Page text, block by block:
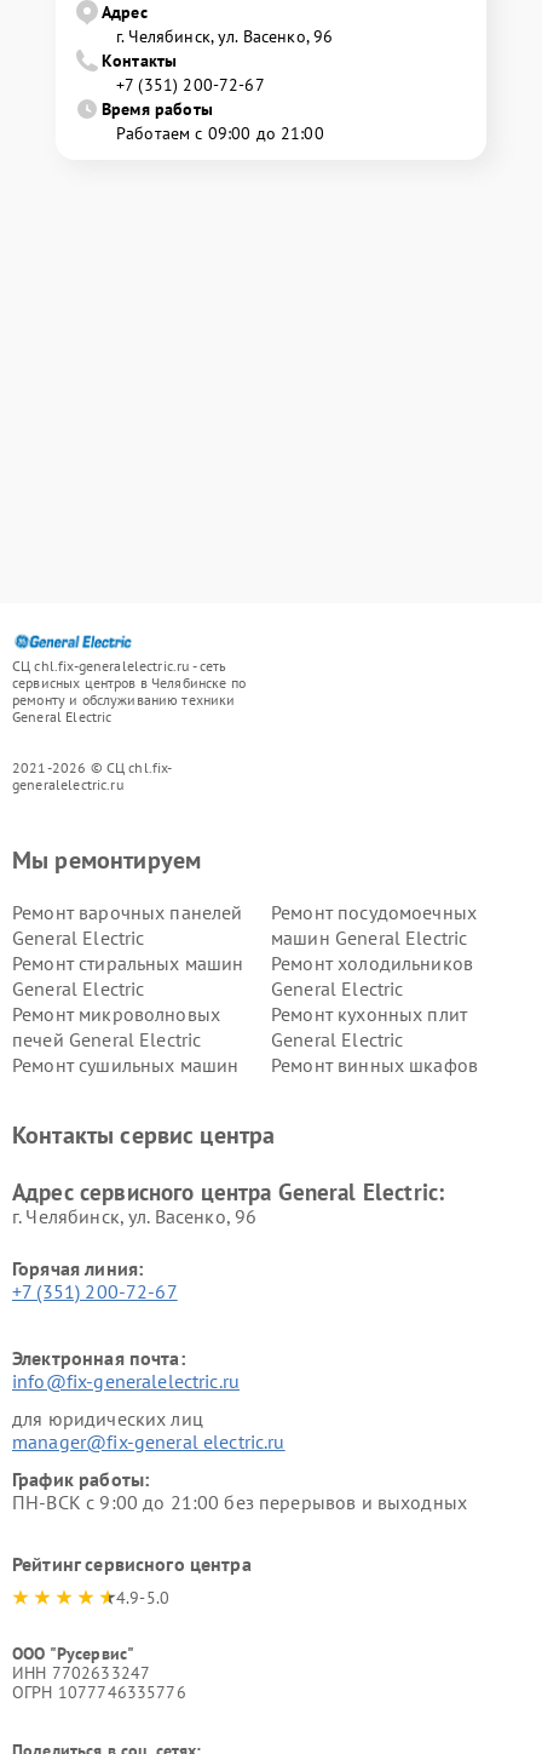
Адрес
г. Челябинск, ул. Васенко, 96
Контакты
+7 (351) 200-72-67
Время работы
Работаем с 09:00 до 21:00
СЦ chl.fix-generalelectric.ru - сеть
сервисных центров в Челябинске по
ремонту и обслуживанию техники
General Electric
2021-2026 © СЦ chl.fix-
generalelectric.ru
Мы ремонтируем
Ремонт варочных панелей
General Electric
Ремонт посудомоечных
машин General Electric
Ремонт стиральных машин
General Electric
Ремонт холодильников
General Electric
Ремонт микроволновых
печей General Electric
Ремонт кухонных плит
General Electric
Ремонт сушильных машин
Ремонт винных шкафов
Electric
General Electric
Контакты сервис центра
Адрес сервисного центра General Electric:
г. Челябинск, ул. Васенко, 96
Горячая линия:
+7 (351) 200-72-67
Электронная почта:
info@fix-generalelectric.ru
для юридических лиц
manager@fix-general electric.ru
График работы:
ПН-ВСК с 9:00 до 21:00 без перерывов и выходных
Рейтинг сервисного центра
4.9-5.0
ООО "Русервис"
ИНН 7702633247
ОГРН 1077746335776